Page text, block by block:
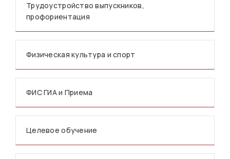
Трудоустройство выпускников,
профориентация
Физическая культура и спорт
ФИС ГИА и Приема
Целевое обучение